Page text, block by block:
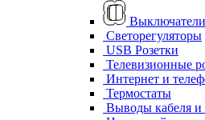
Светорегуляторы
USB Розетки
Телевизионные
Интернет и
Термостаты
Выводы кабеля и